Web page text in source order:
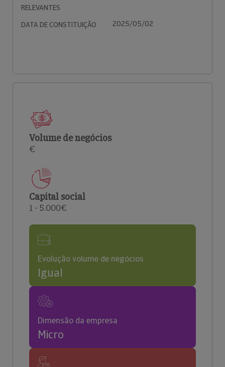
RELEVANTES
DATA DE CONSTITUIÇÃO 2025/05/02
Volume de negócios
€
Capital social
1 - 5.000€
Evolução volume de negócios
Igual
Dimensão da empresa
Micro